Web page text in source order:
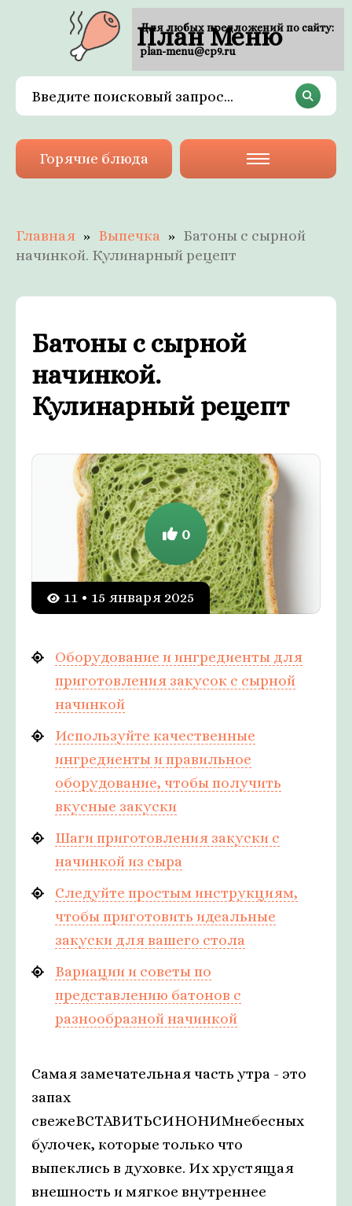
План Меню
Горячие блюда
Главная Выпечка
Батоны с сырной
начинкой. Кулинарный рецепт
Батоны с сырной
начинкой.
Кулинарный рецепт
11 • 15 января 2025
0
Оборудование и ингредиенты для
приготовления закусок с сырной
начинкой
Используйте качественные
ингредиенты и правильное
оборудование, чтобы получить
вкусные закуски
Шаги приготовления закуски с
начинкой из сыра
Следуйте простым инструкциям,
чтобы приготовить идеальные
закуски для вашего стола
Вариации и советы по
представлению батонов с
разнообразной начинкой
Самая замечательная часть утра - это
запах
свежеВСТАВИТЬСИНОНИМнебесных
булочек, которые только что
выпеклись в духовке. Их хрустящая
внешность и мягкое внутреннее
Для любых предложений по сайту:
plan-menu@cp9.ru